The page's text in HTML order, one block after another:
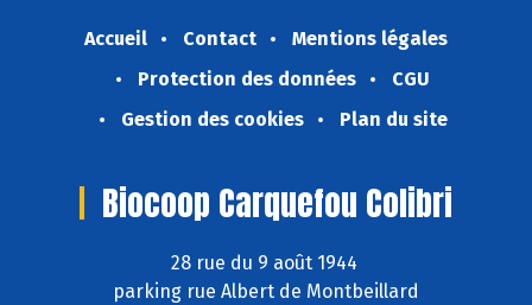
Accueil Contact
Mentions légales
Protection des données
CGU
Gestion des cookies
Plan du site
Biocoop Carquefou Colibri
28 rue du 9 août 1944
parking rue Albert de Montbeillard